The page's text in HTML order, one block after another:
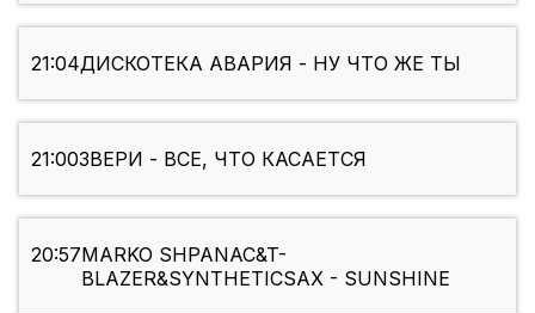
21:04ДИСКОТЕКА АВАРИЯ - НУ ЧТО ЖЕ ТЫ
21:00ЗВЕРИ - ВСЕ, ЧТО КАСАЕТСЯ
20:57MARKO SHPANAC&T-
BLAZER&SYNTHETICSAX - SUNSHINE